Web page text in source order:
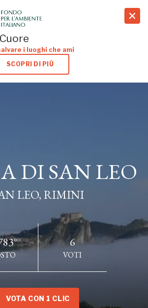
search
i luoghi che ami
SCOPRI DI PIÙ
DI SAN LEO
LEO, RIMINI
6
VOTI
VOTA CON 1 CLIC